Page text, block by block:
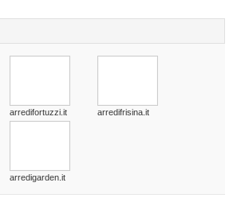
arredifortuzzi.it arredifrisina.it
arredigarden.it